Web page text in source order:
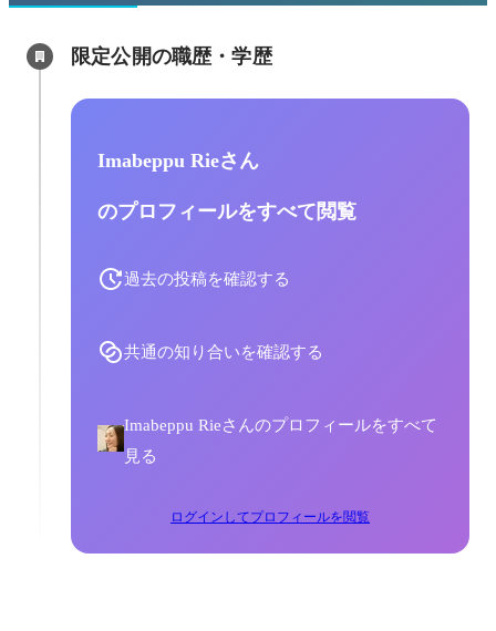
限定公開の職歴・学歴
Imabeppu Rieさん
のプロフィールをすべて閲覧
過去の投稿を確認する
共通の知り合いを確認する
Imabeppu Rieさんのプロフィールをすべて
見る
ログインしてプロフィールを閲覧